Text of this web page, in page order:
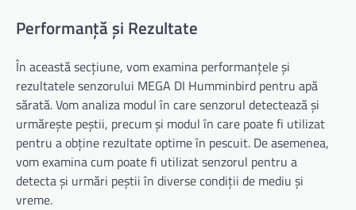
Performanță și Rezultate
În această secțiune, vom examina performanțele și
rezultatele senzorului MEGA DI Humminbird pentru apă
sărată. Vom analiza modul în care senzorul detectează și
urmărește peștii, precum și modul în care poate fi utilizat
pentru a obține rezultate optime în pescuit. De asemenea,
vom examina cum poate fi utilizat senzorul pentru a
detecta și urmări peștii în diverse condiții de mediu și
vreme.